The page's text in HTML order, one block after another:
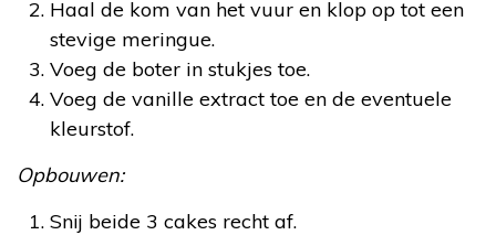
Haal de kom van het vuur en klop op tot een
stevige meringue.
Voeg de boter in stukjes toe.
Voeg de vanille extract toe en de eventuele
kleurstof.
Opbouwen:
Snij beide 3 cakes recht af.